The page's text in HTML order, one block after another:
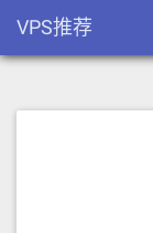
VPS推荐